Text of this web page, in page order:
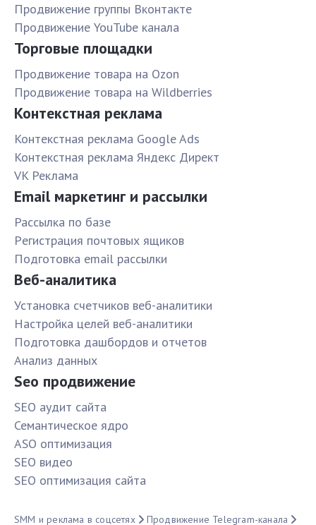
Продвижение группы Вконтакте
Продвижение YouTube канала
Торговые площадки
Продвижение товара на Ozon
Продвижение товара на Wildberries
Контекстная реклама
Контекстная реклама Google Ads
Контекстная реклама Яндекс Директ
VK Реклама
Email маркетинг и рассылки
Рассылка по базе
Pегистрация почтовых ящиков
Подготовка email рассылки
Веб-аналитика
Установка счетчиков веб-аналитики
Настройка целей веб-аналитики
Подготовка дашбордов и отчетов
Анализ данных
Seo продвижение
SЕО аудит сайта
Семантическое ядро
ASO оптимизация
SЕО видео
SЕО оптимизация сайта
SMM и реклама в соцсетях
Продвижение Telegram-канала